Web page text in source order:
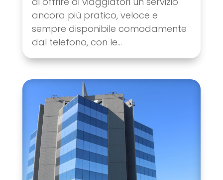
ancora più pratico, veloce e
sempre disponibile comodamente
dal telefono, con le...